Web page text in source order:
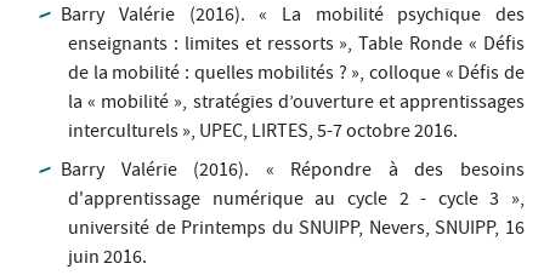
Barry Valérie (2016). « La mobilité psychique des
enseignants : limites et ressorts », Table Ronde « Défis
de la mobilité : quelles mobilités ? », colloque « Défis de
la « mobilité », stratégies d’ouverture et apprentissages
interculturels », UPEC, LIRTES, 5-7 octobre 2016.
Barry Valérie (2016). « Répondre à des besoins
d'apprentissage numérique au cycle 2 - cycle 3 »,
université de Printemps du SNUIPP, Nevers, SNUIPP, 16
juin 2016.